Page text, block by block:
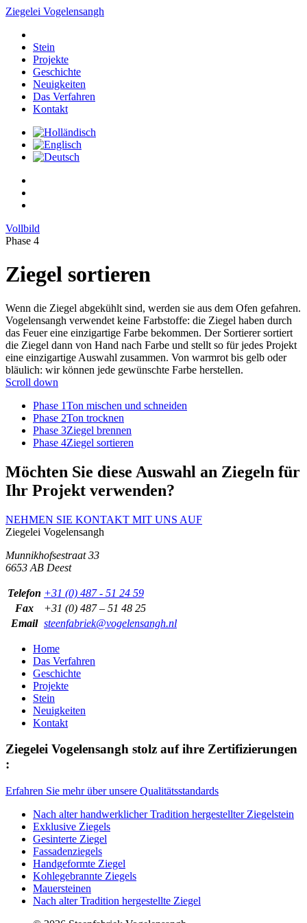
Ziegelei Vogelensangh
Stein
Projekte
Geschichte
Neuigkeiten
Das Verfahren
Kontakt
Vollbild
Phase 4
Ziegel sortieren
Wenn die Ziegel abgekühlt sind, werden sie aus dem Ofen gefahren.
Vogelensangh verwendet keine Farbstoffe: die Ziegel haben durch
das Feuer eine einzigartige Farbe bekommen. Der Sortierer sortiert
die Ziegel dann von Hand nach Farbe und stellt so für jedes Projekt
eine einzigartige Auswahl zusammen. Von warmrot bis gelb oder
bläulich: wir können jede gewünschte Farbe herstellen.
Scroll down
Phase 1Ton mischen und schneiden
Phase 2Ton trocknen
Phase 3Ziegel brennen
Phase 4Ziegel sortieren
Möchten Sie diese Auswahl an Ziegeln für
Ihr Projekt verwenden?
NEHMEN SIE KONTAKT MIT UNS AUF
Ziegelei Vogelensangh
Munnikhofsestraat 33
6653 AB Deest
Telefon +31 (0) 487 - 51 24 59
Fax
+31 (0) 487 – 51 48 25
Email steenfabriek@vogelensangh.nl
Home
Das Verfahren
Geschichte
Projekte
Stein
Neuigkeiten
Kontakt
Ziegelei Vogelensangh stolz auf ihre Zertifizierungen
:
Erfahren Sie mehr über unsere Qualitätsstandards
Nach alter handwerklicher Tradition hergestellter Ziegelstein
Exklusive Ziegels
Gesinterte Ziegel
Fassadenziegels
Handgeformte Ziegel
Kohlegebrannte Ziegels
Mauersteinen
Nach alter Tradition hergestellte Ziegel